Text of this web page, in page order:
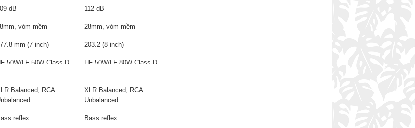
dB 112 dB
vòm mềm 28mm, vòm mềm
mm (7 inch) 203.2 (8 inch)
50W/LF 50W Class-D HF 50W/LF 80W Class-D
Balanced, RCA
XLR Balanced, RCA
Unbalanced
reflex Bass reflex